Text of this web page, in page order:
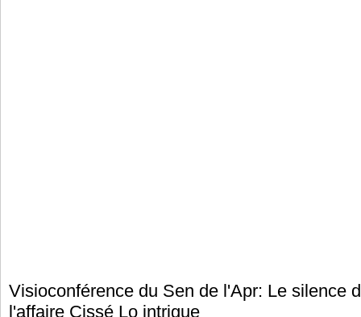
Visioconférence du Sen de l'Apr: Le silence
l'affaire Cissé Lo intrigue